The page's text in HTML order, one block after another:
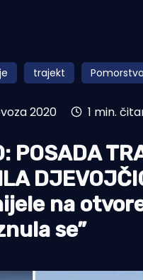
trajekt Pomorstvo
2020 1 min.
POSADA
na
se”